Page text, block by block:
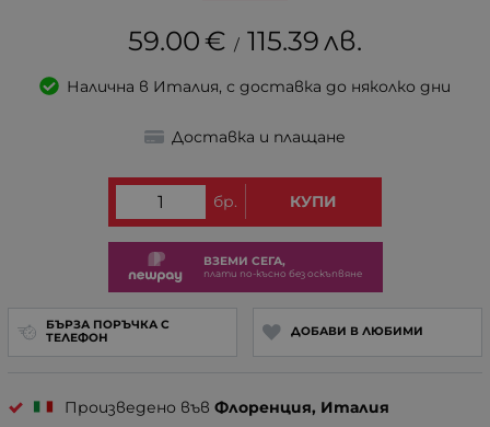
59.00€ / 115.39лв.
Налична в Италия, с доставка до няколко дни
Доставка и плащане
бр. КУПИ
ВЗЕМИ СЕГА,
плати по-късно без оскъпвяне
БЪРЗА ПОРЪЧКА С
ТЕЛЕФОН
ДОБАВИ В ЛЮБИМИ
Произведено във Флоренция, Италия